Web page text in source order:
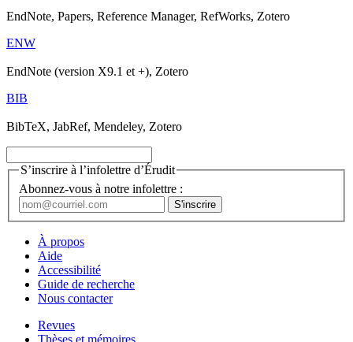
EndNote, Papers, Reference Manager, RefWorks, Zotero
ENW
EndNote (version X9.1 et +), Zotero
BIB
BibTeX, JabRef, Mendeley, Zotero
S’inscrire à l’infolettre d’Érudit
Abonnez-vous à notre infolettre :
À propos
Aide
Accessibilité
Guide de recherche
Nous contacter
Revues
Thèses et mémoires